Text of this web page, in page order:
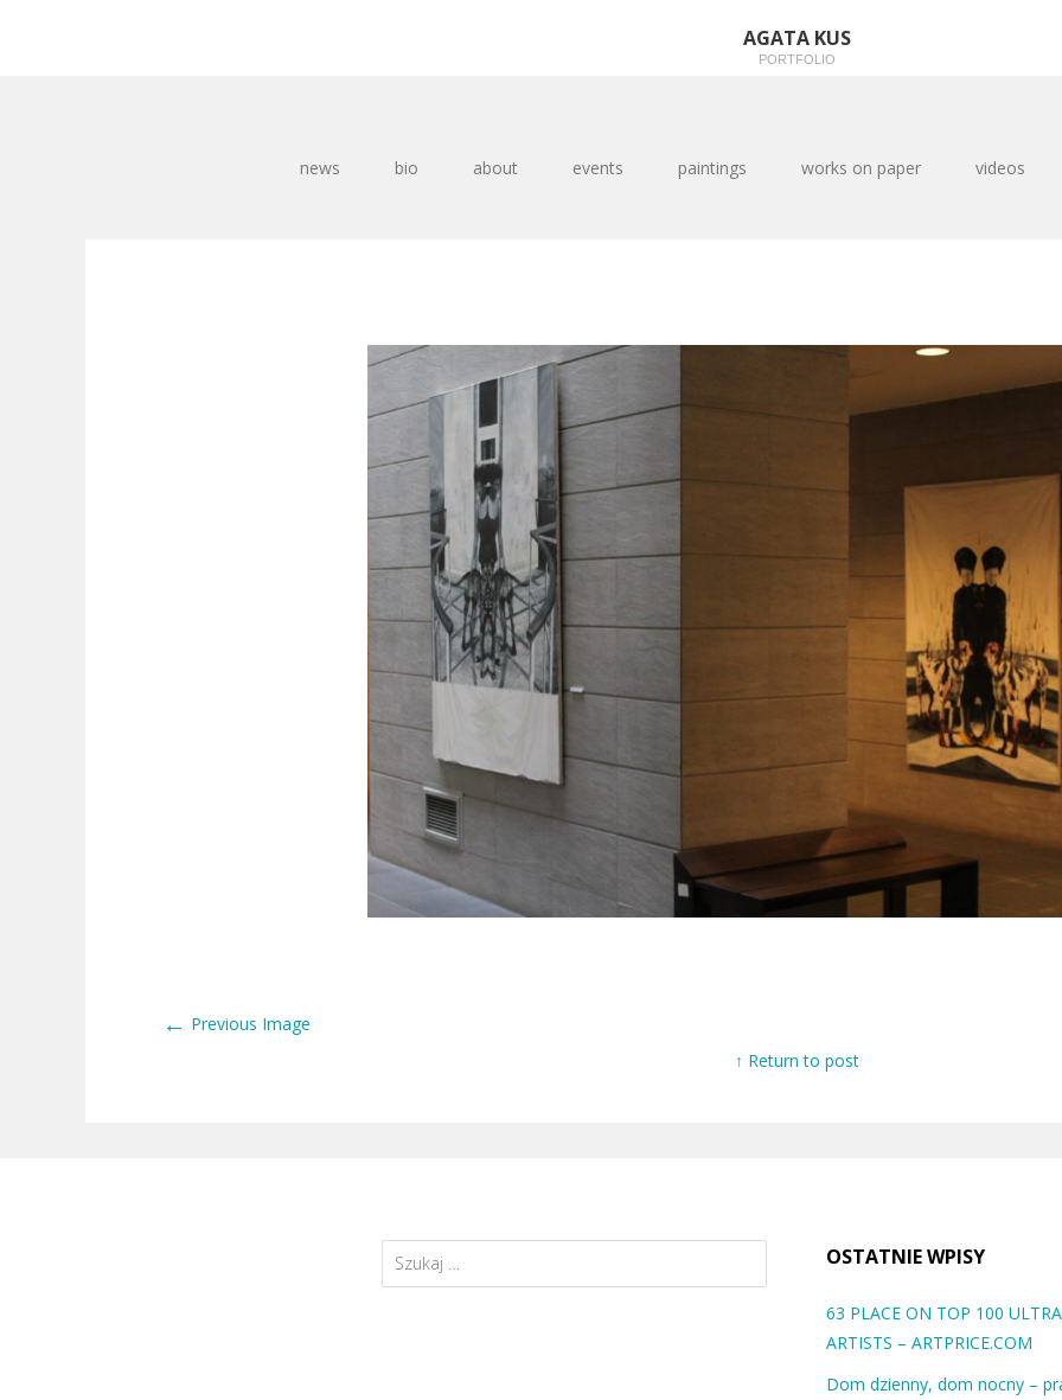
AGATA KUS
PORTFOLIO
news bio about events paintings works on paper videos
← Previous Image
↑ Return to post
Szukaj: OSTATNIE WPISY
63 PLACE ON TOP 100
ARTISTS – ARTPRICE.COM
Dom dzienny, dom nocny –